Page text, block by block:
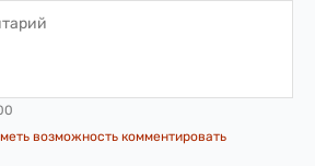
возможность комментировать